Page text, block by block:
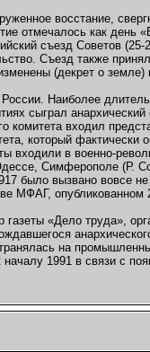
восстание,
отмечалось как день
съезд Советов
Съезд также
(декрет о
Наиболее
сыграл
комитета входил
который
входили в военно-
Симферополе (Р.
было вызвано вовсе
МФАГ, опубликованном
«Дело труда»,
на
1991 в связи с